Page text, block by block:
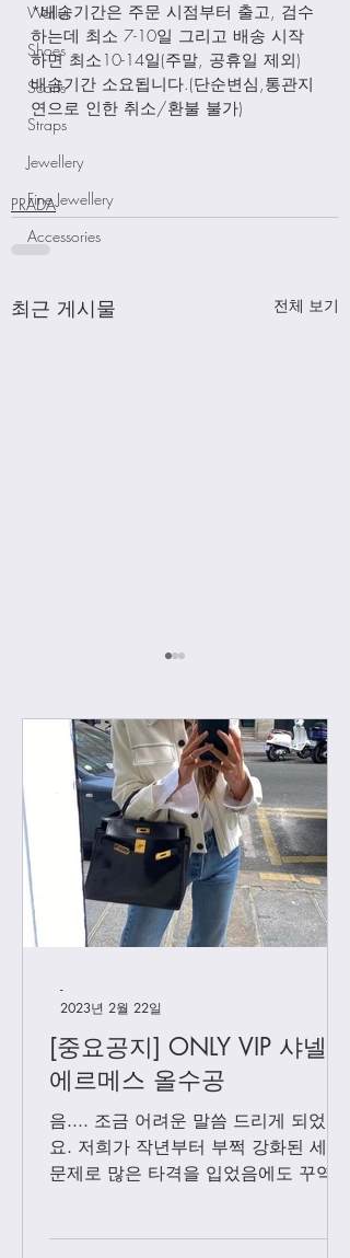
Wallet
Shoes
Scarfs
Straps
Jewellery
Fine Jewellery
Accessories
*배송기간은 주문 시점부터 출고, 검수
하는데 최소 7-10일 그리고 배송 시작
하면 최소10-14일(주말, 공휴일 제외)
배송기간 소요됩니다.(단순변심,통관지
연으로 인한 취소/환불 불가)
PRADA
최근 게시물 전체 보기
[우버급 프라다] 스몰 백
팩
[중요공지] ONLY VIP 샤넬 +
에르메스 올수공
음.... 조금 어려운 말씀 드리게 되었어
요. 저희가 작년부터 부쩍 강화된 세관
문제로 많은 타격을 입었음에도 꾸역꾸
-
2023년 2월 22일